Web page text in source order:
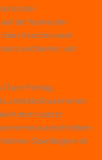
in drei
die Teams der
Graz bis nach
und bereit, voll
II am Freitag,
sind die Grazerinnen
dem zuletzt
erneut anschreiben
Spielbeginn ist